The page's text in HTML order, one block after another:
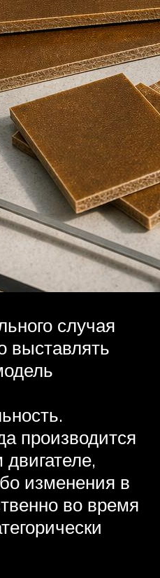
случая
выставлять
производится
изменения в
во время